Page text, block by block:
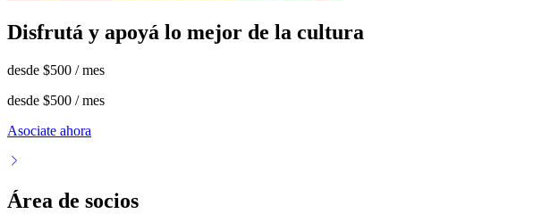
Disfrutá y apoyá lo mejor de la cultura
desde $500 / mes
desde $500 / mes
Asociate ahora
Área de socios